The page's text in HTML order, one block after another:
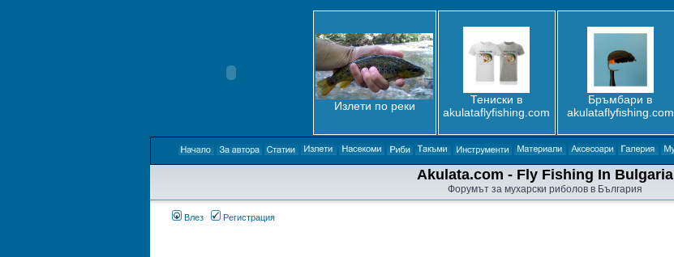
Излети по реки
Тениски в
akulataflyfishing.com
Бръмбари в
akulataflyfishing.com
Akulata.com - Fly Fishing In Bulgaria
Форумът за мухарски риболов в България
Влез Регистрация